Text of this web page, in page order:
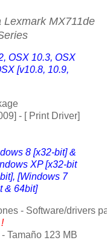
Lexmark MX711de
OSX 10.3, OSX
[v10.8, 10.9,
- [ Print Driver]
8 [x32-bit] &
XP [x32-bit
[Windows 7
& 64bit]
- Software/drivers
Tamaño 123 MB